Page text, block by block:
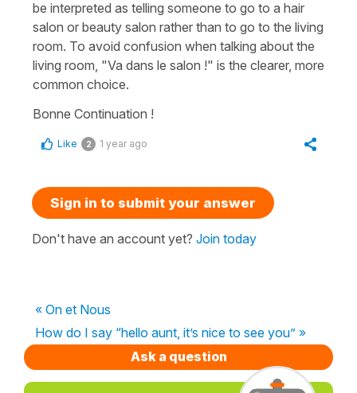
be interpreted as telling someone to go to a hair
salon or beauty salon rather than to go to the living
room. To avoid confusion when talking about the
living room, "Va dans le salon !" is the clearer, more
common choice.
Bonne Continuation !
Like 2 1 year ago
Sign in to submit your answer
Don't have an account yet? Join today
« On et Nous
How do I say “hello aunt, it’s nice to see you” »
Ask a question